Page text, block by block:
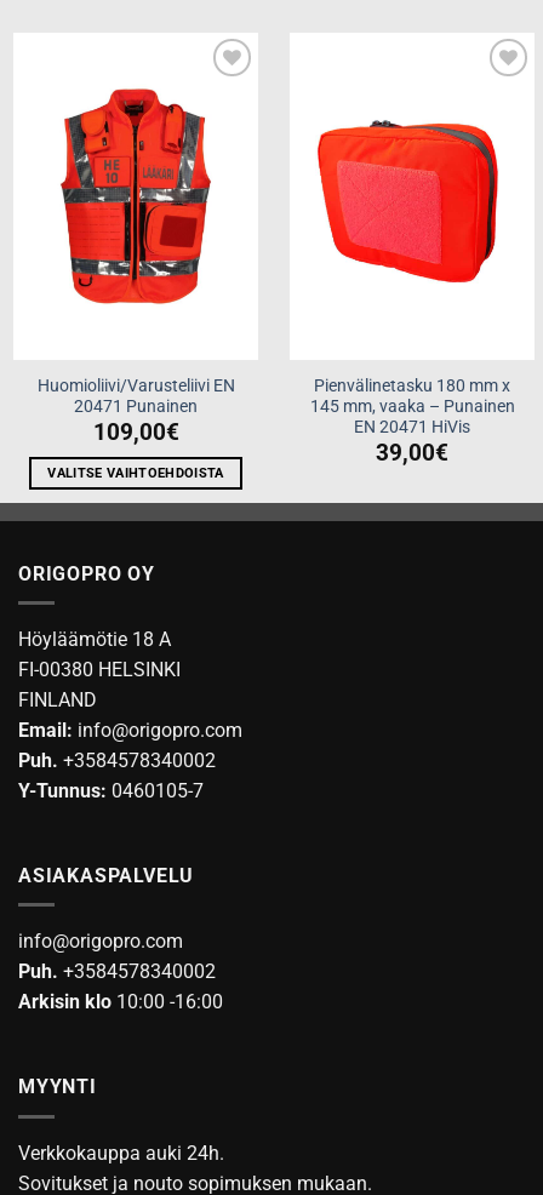
wishlist
Huomioliivi/Varusteliivi EN
20471 Punainen
109,00€
VALITSE VAIHTOEHDOISTA
Tällä
tuotteella
useampi
Voit
valinnat
sivulla.
Pienvälinetasku 180 mm x
145 mm, vaaka – Punainen
EN 20471 HiVis
39,00€
ORIGOPRO OY
Höyläämötie 18 A
FI-00380 HELSINKI
FINLAND
Email: info@origopro.com
Puh. +3584578340002
Y-Tunnus: 0460105-7
ASIAKASPALVELU
info@origopro.com
Puh. +3584578340002
Arkisin klo 10:00 -16:00
MYYNTI
Verkkokauppa auki 24h.
Sovitukset ja nouto sopimuksen mukaan.